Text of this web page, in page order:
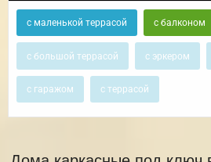
с маленькой террасой с балконом
с большой террасой с эркером
с гаражом с террасой